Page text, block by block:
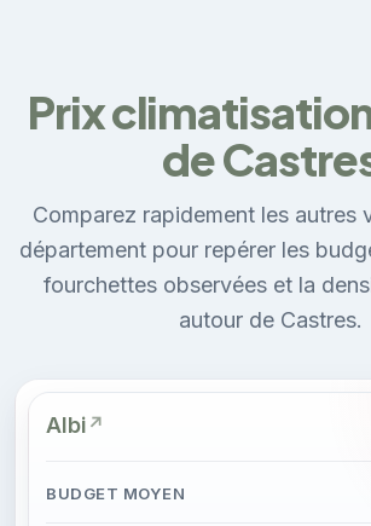
Prix
de
Comparez rapidement les autres
département pour repérer les
fourchettes observées et la
autour de Castres.
Albi